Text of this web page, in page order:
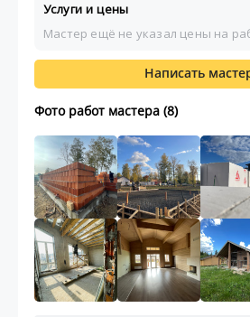
Услуги и цены
Мастер ещё не указал цены на
Написать
Фото работ мастера (8)